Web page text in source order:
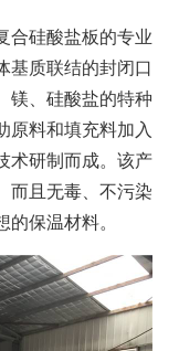
合硅酸盐板的专业
基质联结的封闭口
镁、硅酸盐的特种
原料和填充料加入
术研制而成。该产
而且无毒、不污染
保温材料。